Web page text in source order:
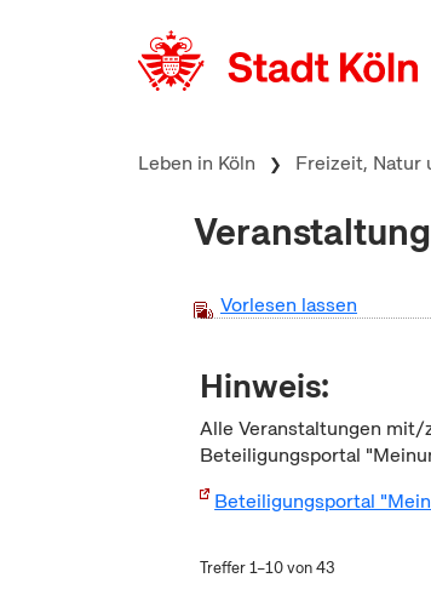
Leben in Köln Freizeit, Natur
Vorlesen lassen
Hinweis:
Alle Veranstaltungen mit/
Beteiligungsportal
Beteiligungsportal
Treffer 1–10 von 43